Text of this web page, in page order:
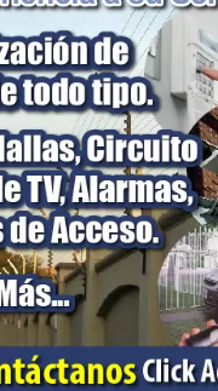
Autos
Equipos para Fiestas
Sillas y Mesas